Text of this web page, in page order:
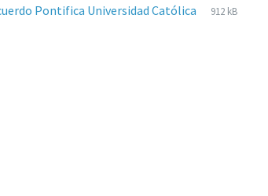
Pontifica Universidad Católica
Extensiones
pdf
Tamaño
912 kB